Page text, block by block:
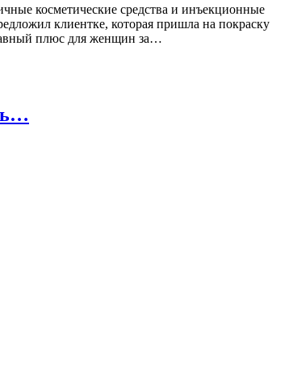
косметические средства и инъекционные
клиентке, которая пришла на покраску
плюс для женщин за…